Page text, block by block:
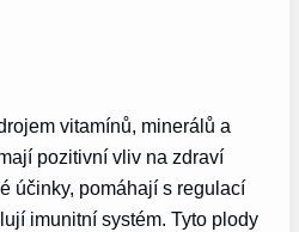
vitamínů, minerálů a
pozitivní vliv na zdraví
účinky, pomáhají s regulací
imunitní systém. Tyto plody